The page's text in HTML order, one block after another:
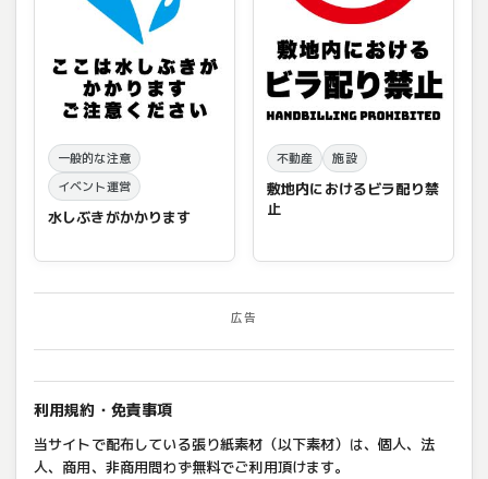
一般的な注意
イベント運営
水しぶきがかかります
不動産 施設
敷地内におけるビラ配り禁
止
広告
利用規約・免責事項
当サイトで配布している張り紙素材（以下素材）は、個人、法
人、商用、非商用問わず無料でご利用頂けます。